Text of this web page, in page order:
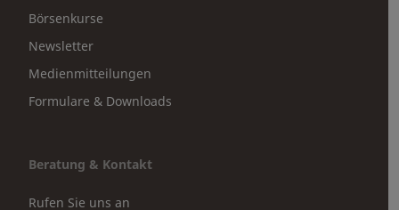
Börsenkurse
Newsletter
Medienmitteilungen
Formulare & Downloads
Beratung & Kontakt
Rufen Sie uns an